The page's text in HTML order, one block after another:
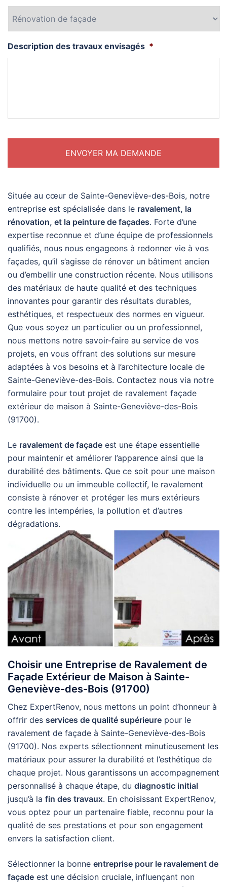
Description des travaux envisagés *
Située au cœur de Sainte-Geneviève-des-Bois, notre
entreprise est spécialisée dans le ravalement, la
rénovation, et la peinture de façades. Forte d’une
expertise reconnue et d’une équipe de professionnels
qualifiés, nous nous engageons à redonner vie à vos
façades, qu’il s’agisse de rénover un bâtiment ancien
ou d’embellir une construction récente. Nous utilisons
des matériaux de haute qualité et des techniques
innovantes pour garantir des résultats durables,
esthétiques, et respectueux des normes en vigueur.
Que vous soyez un particulier ou un professionnel,
nous mettons notre savoir-faire au service de vos
projets, en vous offrant des solutions sur mesure
adaptées à vos besoins et à l’architecture locale de
Sainte-Geneviève-des-Bois. Contactez nous via notre
formulaire pour tout projet de ravalement façade
extérieur de maison à Sainte-Geneviève-des-Bois
(91700).
Le ravalement de façade est une étape essentielle
pour maintenir et améliorer l’apparence ainsi que la
durabilité des bâtiments. Que ce soit pour une maison
individuelle ou un immeuble collectif, le ravalement
consiste à rénover et protéger les murs extérieurs
contre les intempéries, la pollution et d’autres
dégradations.
Choisir une Entreprise de Ravalement de
Façade Extérieur de Maison à Sainte-
Geneviève-des-Bois (91700)
Chez ExpertRenov, nous mettons un point d’honneur à
offrir des services de qualité supérieure pour le
ravalement de façade à Sainte-Geneviève-des-Bois
(91700). Nos experts sélectionnent minutieusement les
matériaux pour assurer la durabilité et l’esthétique de
chaque projet. Nous garantissons un accompagnement
personnalisé à chaque étape, du diagnostic initial
jusqu’à la fin des travaux. En choisissant ExpertRenov,
vous optez pour un partenaire fiable, reconnu pour la
qualité de ses prestations et pour son engagement
envers la satisfaction client.
Sélectionner la bonne entreprise pour le ravalement de
façade est une décision cruciale, influençant non